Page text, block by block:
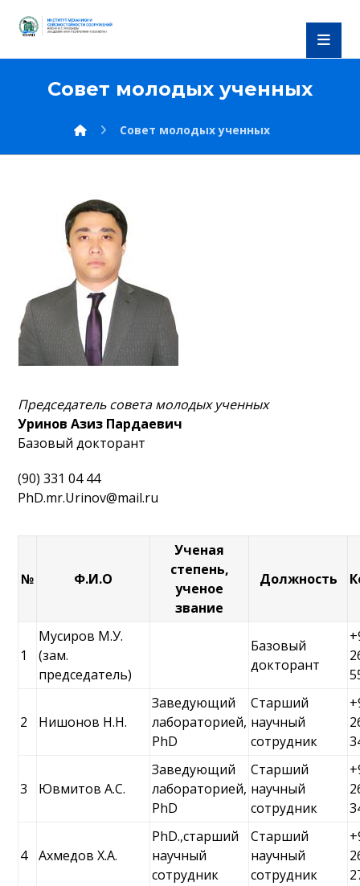
Совет молодых ученных
Совет молодых ученных
Председатель совета молодых ученных
Уринов Азиз Пардаевич
Базовый докторант
(90) 331 04 44
PhD.mr.Urinov@mail.ru
№ Ф.И.О
Ученая
степень,
ученое
звание
Должность
1
Мусиров М.У.
(зам.
председатель)
Базовый
докторант
2 Нишонов Н.Н.
Заведующий
лабораторией,
PhD
Старший
научный
сотрудник
3 Ювмитов А.С.
Заведующий
лабораторией,
PhD
Старший
научный
сотрудник
4 Ахмедов Х.А.
PhD.,старший
научный
сотрудник
Старший
научный
сотрудник